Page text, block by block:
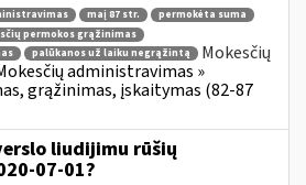
maį 87 str.
permokėta suma
permokos grąžinimas
palūkanos už laiku negrąžintą
Mokesčių
administravimas »
grąžinimas, įskaitymas (82-87
liudijimu rūšių
07-01?